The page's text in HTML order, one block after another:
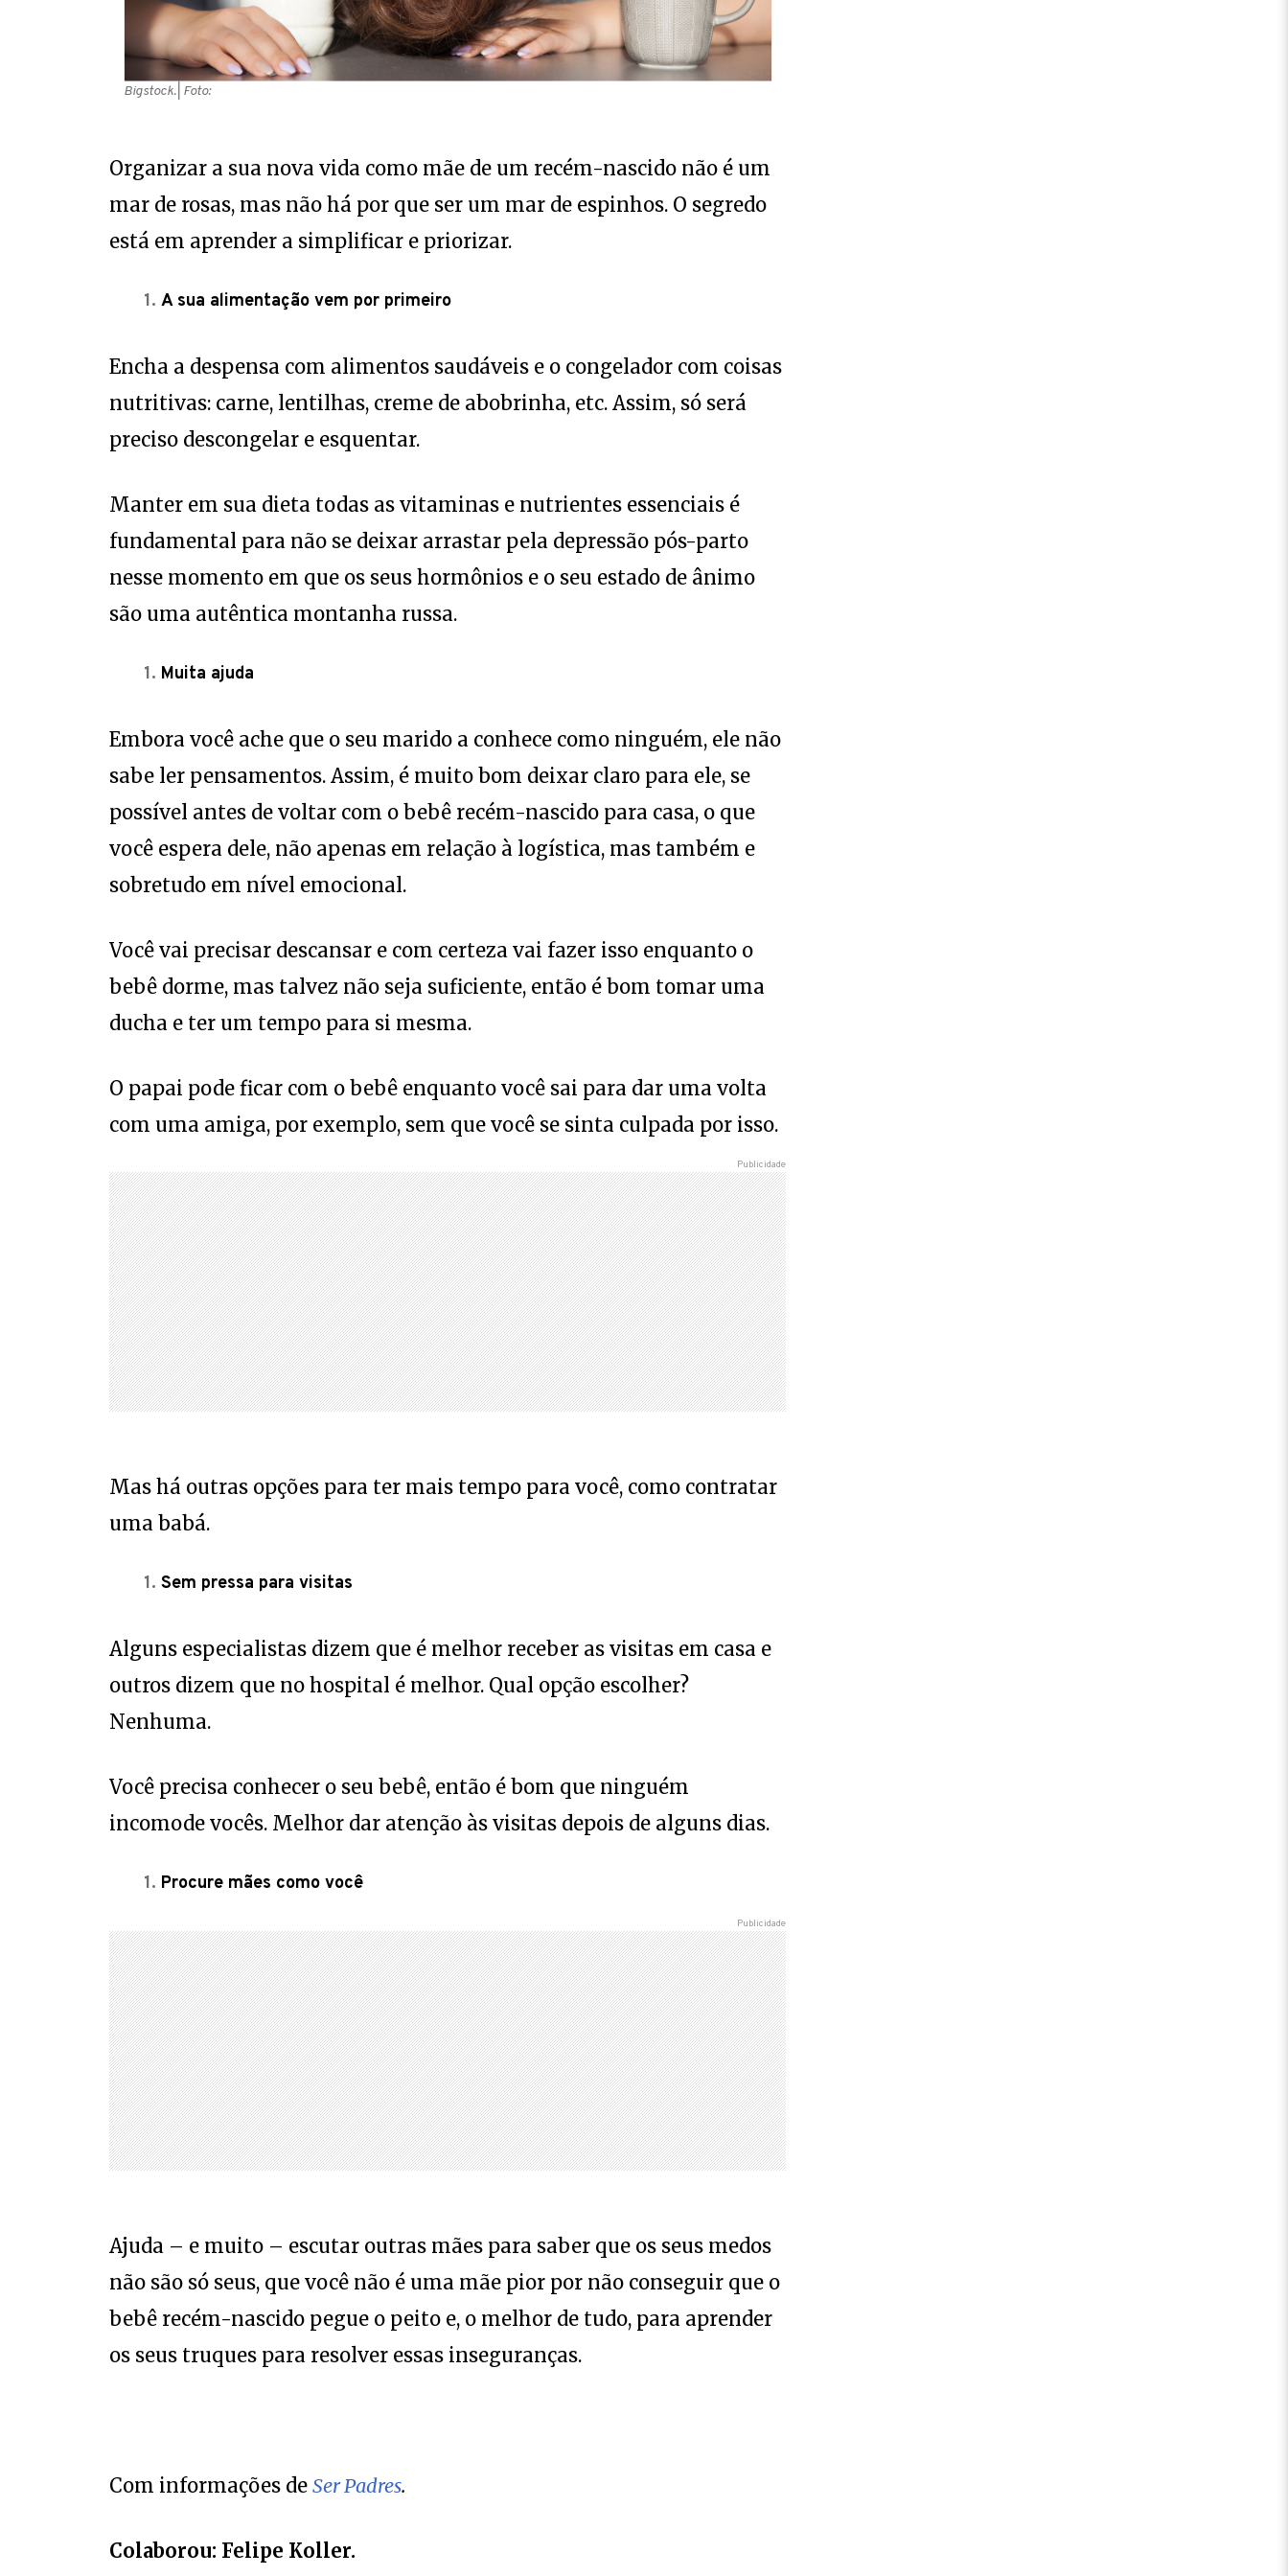
Bigstock.| Foto:
Organizar a sua nova vida como mãe de um recém-nascido não é um
mar de rosas, mas não há por que ser um mar de espinhos. O segredo
está em aprender a simplificar e priorizar.
A sua alimentação vem por primeiro
Encha a despensa com alimentos saudáveis e o congelador com coisas
nutritivas: carne, lentilhas, creme de abobrinha, etc. Assim, só será
preciso descongelar e esquentar.
Manter em sua dieta todas as vitaminas e nutrientes essenciais é
fundamental para não se deixar arrastar pela depressão pós-parto
nesse momento em que os seus hormônios e o seu estado de ânimo
são uma autêntica montanha russa.
Muita ajuda
Embora você ache que o seu marido a conhece como ninguém, ele não
sabe ler pensamentos. Assim, é muito bom deixar claro para ele, se
possível antes de voltar com o bebê recém-nascido para casa, o que
você espera dele, não apenas em relação à logística, mas também e
sobretudo em nível emocional.
Você vai precisar descansar e com certeza vai fazer isso enquanto o
bebê dorme, mas talvez não seja suficiente, então é bom tomar uma
ducha e ter um tempo para si mesma.
O papai pode ficar com o bebê enquanto você sai para dar uma volta
com uma amiga, por exemplo, sem que você se sinta culpada por isso.
Mas há outras opções para ter mais tempo para você, como contratar
uma babá.
Sem pressa para visitas
Alguns especialistas dizem que é melhor receber as visitas em casa e
outros dizem que no hospital é melhor. Qual opção escolher?
Nenhuma.
Você precisa conhecer o seu bebê, então é bom que ninguém
incomode vocês. Melhor dar atenção às visitas depois de alguns dias.
Procure mães como você
Ajuda – e muito – escutar outras mães para saber que os seus medos
não são só seus, que você não é uma mãe pior por não conseguir que o
bebê recém-nascido pegue o peito e, o melhor de tudo, para aprender
os seus truques para resolver essas inseguranças.
Com informações de Ser Padres.
Colaborou: Felipe Koller.